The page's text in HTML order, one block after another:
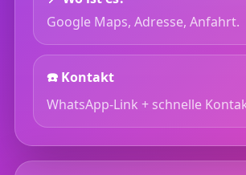
Google Maps, Adresse, Anfahrt.
☎️ Kontakt
WhatsApp-Link + schnelle